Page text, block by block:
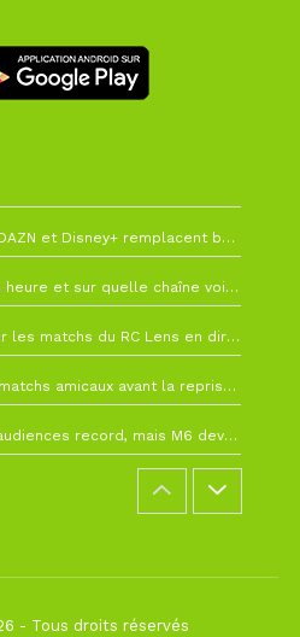
La Liga change de diffuseur : DAZN et Disney+ remplacent beIN Sports !
RC Lens – Villarreal : à quelle heure et sur quelle chaîne voir la finale de la Como Cup ?
Como Cup : comment regarder les matchs du RC Lens en direct ?
Ligue 1+ diffusera plus de 30 matchs amicaux avant la reprise de la Ligue 1
Coupe du monde 2026 : des audiences record, mais M6 devrait perdre très gros !
- Tous droits réservés